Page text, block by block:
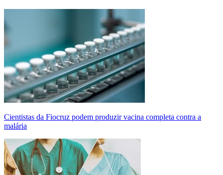
Cientistas da Fiocruz podem produzir vacina completa contra a
malária